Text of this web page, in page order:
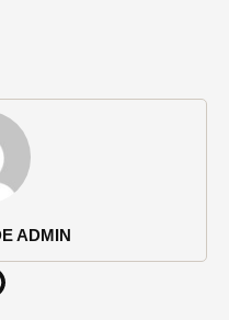
ADMIN